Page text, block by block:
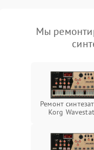
Мы
Ремонт
Korg